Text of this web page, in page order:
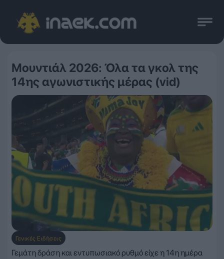
Μουντιάλ 2026: Όλα τα γκολ της
14ης αγωνιστικής μέρας (vid)
Γενικές Ειδήσεις
Γεμάτη δράση και εντυπωσιακό ρυθμό είχε η 14η ημέρα